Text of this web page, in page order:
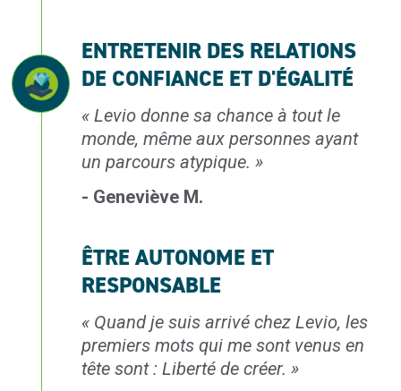
ENTRETENIR DES RELATIONS
DE CONFIANCE ET D'ÉGALITÉ
« Levio donne sa chance à tout le
monde, même aux personnes ayant
un parcours atypique. »
- Geneviève M.
ÊTRE AUTONOME ET
RESPONSABLE
« Quand je suis arrivé chez Levio, les
premiers mots qui me sont venus en
tête sont : Liberté de créer. »